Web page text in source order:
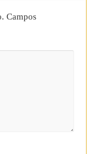
Campos